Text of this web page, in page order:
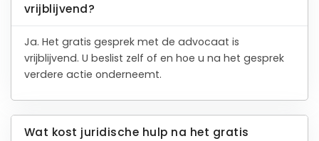
vrijblijvend?
Ja. Het gratis gesprek met de advocaat is
vrijblijvend. U beslist zelf of en hoe u na het gesprek
verdere actie onderneemt.
Wat kost juridische hulp na het gratis